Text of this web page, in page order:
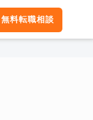
無料転職相談